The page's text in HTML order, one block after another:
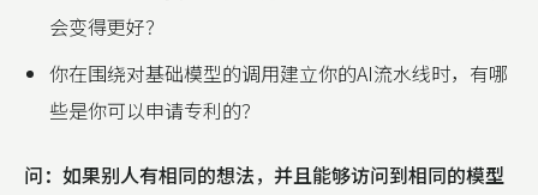
会变得更好？
你在围绕对基础模型的调用建立你的AI流水线时，有哪
些是你可以申请专利的？
问：如果别人有相同的想法，并且能够访问到相同的模型